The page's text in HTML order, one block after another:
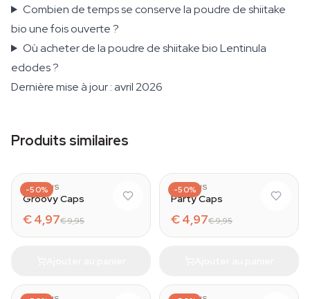
Combien de temps se conserve la poudre de shiitake
bio une fois ouverte ?
Où acheter de la poudre de shiitake bio Lentinula
edodes ?
Dernière mise à jour : avril 2026
Produits similaires
-50%
AZARIUS
Groovy Caps
€ 4,97€ 9,95
-50%
AZARIUS
Party Caps
€ 4,97€ 9,95